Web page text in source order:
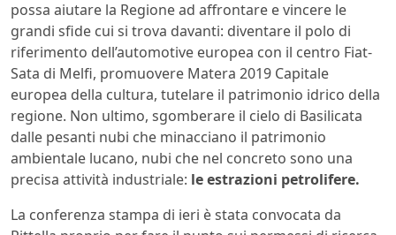
possa aiutare la Regione ad affrontare e vincere le
grandi sfide cui si trova davanti: diventare il polo di
riferimento dell’automotive europea con il centro Fiat-
Sata di Melfi, promuovere Matera 2019 Capitale
europea della cultura, tutelare il patrimonio idrico della
regione. Non ultimo, sgomberare il cielo di Basilicata
dalle pesanti nubi che minacciano il patrimonio
ambientale lucano, nubi che nel concreto sono una
precisa attività industriale: le estrazioni petrolifere.
La conferenza stampa di ieri è stata convocata da